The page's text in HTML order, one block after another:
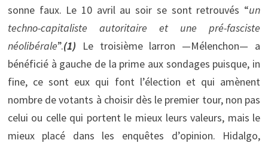
sonne faux. Le 10 avril au soir se sont retrouvés “un
techno-capitaliste autoritaire et une pré-fasciste
néolibérale”.(1)
Le troisième larron —Mélenchon— a
bénéficié à gauche de la prime aux sondages puisque, in
fine, ce sont eux qui font l’élection et qui amènent
nombre de votants à choisir dès le premier tour, non pas
celui ou celle qui portent le mieux leurs valeurs, mais le
mieux placé dans les enquêtes d’opinion. Hidalgo,